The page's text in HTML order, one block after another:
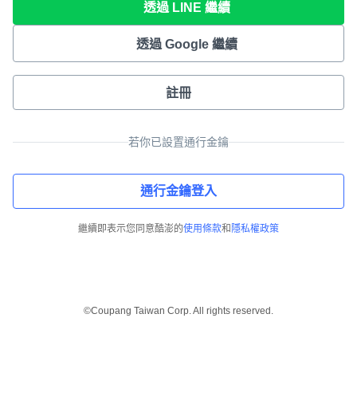
透過 LINE 繼續
透過 Google 繼續
註冊
若你已設置通行金鑰
通行金鑰登入
繼續即表示您同意酷澎的使用條款和 隱私權政策
©Coupang Taiwan Corp. All rights reserved.